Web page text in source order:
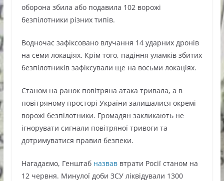
оборона збила або подавила 102 ворожі
безпілотники різних типів.
Водночас зафіксовано влучання 14 ударних дронів
на семи локаціях. Крім того, падіння уламків збитих
безпілотників зафіксували ще на восьми локаціях.
Станом на ранок повітряна атака тривала, а в
повітряному просторі України залишалися окремі
ворожі безпілотники. Громадян закликають не
ігнорувати сигнали повітряної тривоги та
дотримуватися правил безпеки.
Нагадаємо, Генштаб назваввтрати Росії станом на
12 червня. Минулої доби ЗСУ ліквідували 1300